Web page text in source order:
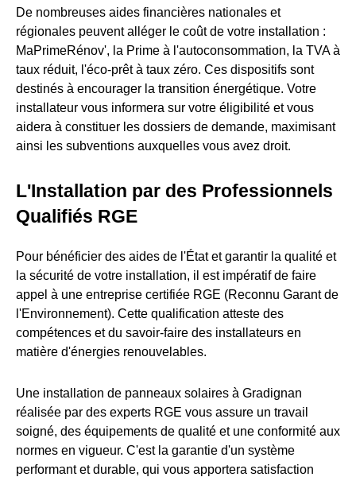
De nombreuses aides financières nationales et
régionales peuvent alléger le coût de votre installation :
MaPrimeRénov', la Prime à l'autoconsommation, la TVA à
taux réduit, l'éco-prêt à taux zéro. Ces dispositifs sont
destinés à encourager la transition énergétique. Votre
installateur vous informera sur votre éligibilité et vous
aidera à constituer les dossiers de demande, maximisant
ainsi les subventions auxquelles vous avez droit.
L'Installation par des Professionnels
Qualifiés RGE
Pour bénéficier des aides de l'État et garantir la qualité et
la sécurité de votre installation, il est impératif de faire
appel à une entreprise certifiée RGE (Reconnu Garant de
l'Environnement). Cette qualification atteste des
compétences et du savoir-faire des installateurs en
matière d'énergies renouvelables.
Une installation de panneaux solaires à Gradignan
réalisée par des experts RGE vous assure un travail
soigné, des équipements de qualité et une conformité aux
normes en vigueur. C'est la garantie d'un système
performant et durable, qui vous apportera satisfaction